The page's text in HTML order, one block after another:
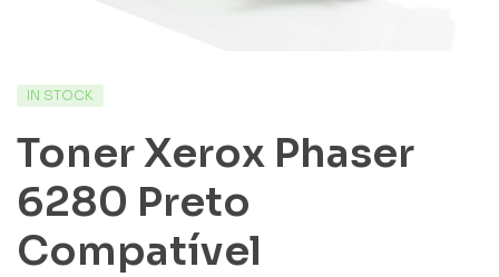
IN STOCK
Toner Xerox Phaser
6280 Preto
Compatível